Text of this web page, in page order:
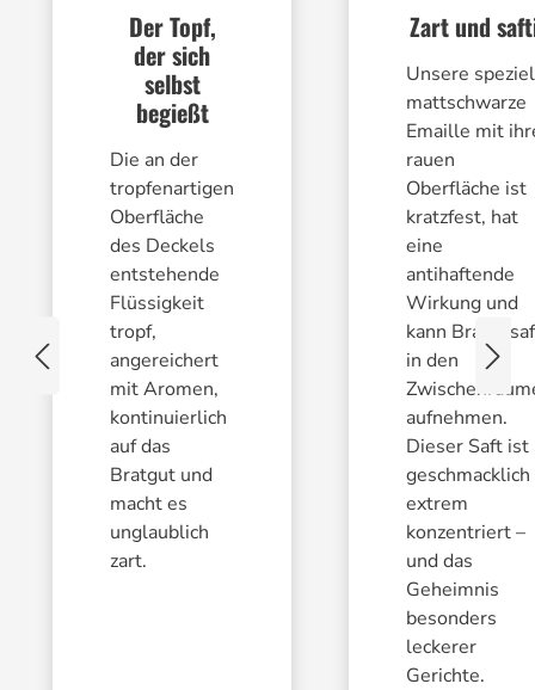
Der Topf,
der sich
selbst
begießt
Die an der
tropfenartigen
Oberfläche
des Deckels
entstehende
Flüssigkeit
tropf,
angereichert
mit Aromen,
kontinuierlich
auf das
Bratgut und
macht es
unglaublich
zart.
Zart und
Unsere
mattschwarze
Emaille mit
rauen
Oberfläche ist
kratzfest, hat
eine
antihaftende
Wirkung und
kann
in den
aufnehmen.
Dieser Saft ist
geschmacklich
extrem
konzentriert –
und das
Geheimnis
besonders
leckerer
Gerichte.